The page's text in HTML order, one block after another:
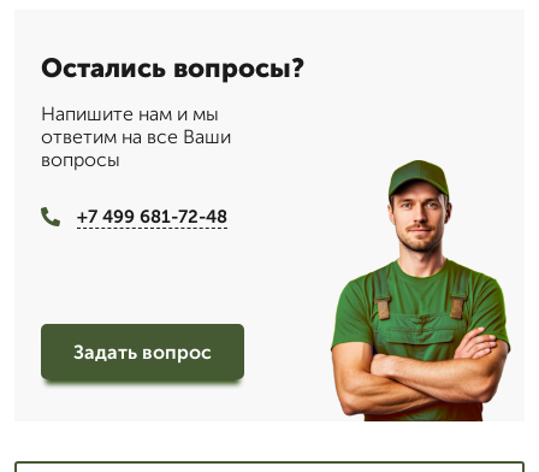
Остались вопросы?
Напишите нам и мы
ответим на все Ваши
вопросы
+7 499 681-72-48
Задать вопрос